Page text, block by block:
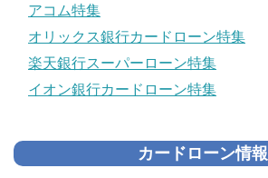
アコム特集
オリックス銀行カードローン特集
楽天銀行スーパーローン特集
イオン銀行カードローン特集
カードローン情報